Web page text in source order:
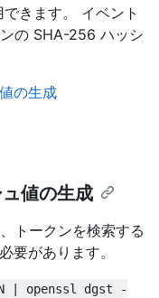
きます。 イベント
の SHA-256 ハッシ
の生成
値の生成
トークンを検索する
要があります。
| openssl dgst -